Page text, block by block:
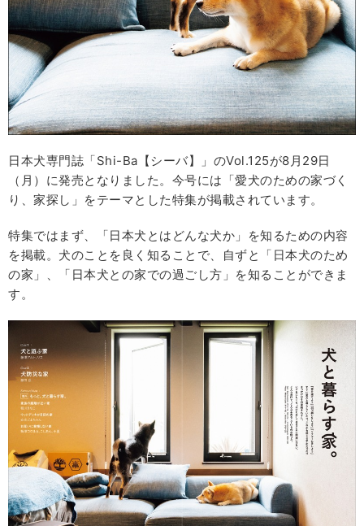
日本犬専門誌「Shi-Ba【シーバ】」のVol.125が8月29日
（月）に発売となりました。今号には「愛犬のための家づく
り、家探し」をテーマとした特集が掲載されています。
特集ではまず、「日本犬とはどんな犬か」を知るための内容
を掲載。犬のことを良く知ることで、自ずと「日本犬のため
の家」、「日本犬との家での過ごし方」を知ることができま
す。